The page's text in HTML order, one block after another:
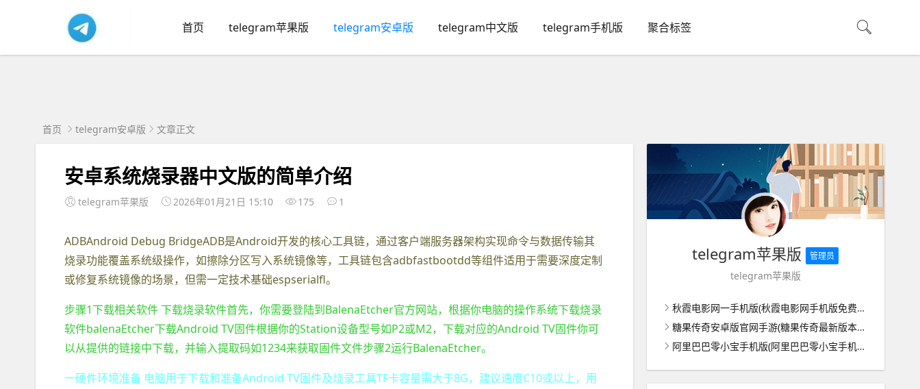
首页 telegram苹果版 telegram安卓版 telegram中文版 telegram手机版 聚合标签
首页 telegram安卓版 文章正文
安卓系统烧录器中文版的简单介绍
telegram苹果版 2026年01月21日 15:10 175 1
ADBAndroid Debug BridgeADB是Android开发的核心工具链，通过客户端服务器架构实现命令与数据传输其
烧录功能覆盖系统级操作，如擦除分区写入系统镜像等，工具链包含adbfastbootdd等组件适用于需要深度定制
或修复系统镜像的场景，但需一定技术基础espserialfl。
步骤1下载相关软件 下载烧录软件首先，你需要登陆到BalenaEtcher官方网站，根据你电脑的操作系统下载烧录
软件balenaEtcher下载Android TV固件根据你的Station设备型号如P2或M2，下载对应的Android TV固件你可
以从提供的链接中下载，并输入提取码如1234来获取固件文件步骤2运行BalenaEtcher。
一硬件环境准备 电脑用于下载和准备Android TV固件及烧录工具TF卡容量需大于8G，建议速度C10或以上，用
telegram苹果版 管理员
telegram苹果版
秋霞电影网一手机版(秋霞电影网手机版免费观看中文)
糖果传奇安卓版官网手游(糖果传奇最新版本下载安装)
阿里巴巴零小宝手机版(阿里巴巴零小宝手机版官网)